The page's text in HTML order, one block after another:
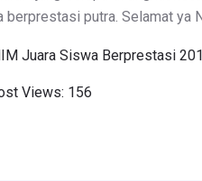
berprestasi putra. Selamat ya
Views: 156